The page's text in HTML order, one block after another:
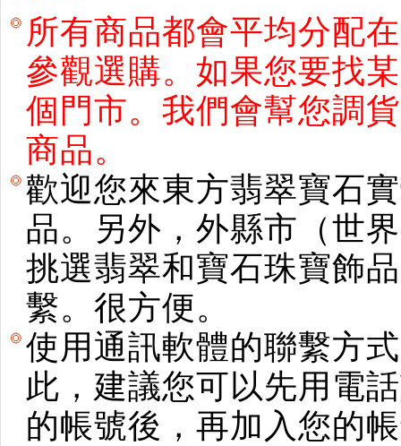
所有商品都會平均分配
參觀選購。如果您要找
個門市。我們會幫您調
商品。
歡迎您來東方翡翠寶石
品。另外，外縣市（世
挑選翡翠和寶石珠寶飾
繫。很方便。
使用通訊軟體的聯繫方
此，建議您可以先用電
的帳號後，再加入您的